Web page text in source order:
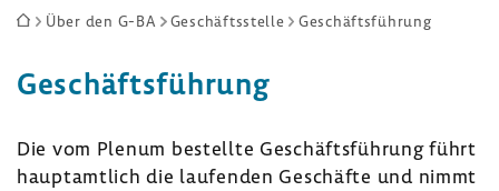
Sie
hier:
Über den G-BA Geschäftsstelle Geschäftsführung
Geschäftsführung
Die vom Plenum bestellte Geschäftsführung führt
hauptamtlich die laufenden Geschäfte und nimmt